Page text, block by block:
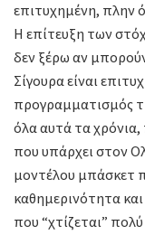
επιτυχημένη, πλην
Η επίτευξη των
δεν ξέρω αν
Σίγουρα είναι
προγραμματισμός
όλα αυτά τα
που υπάρχει στον
μοντέλου μπάσκετ
καθημερινότητα
που “χτίζεται”